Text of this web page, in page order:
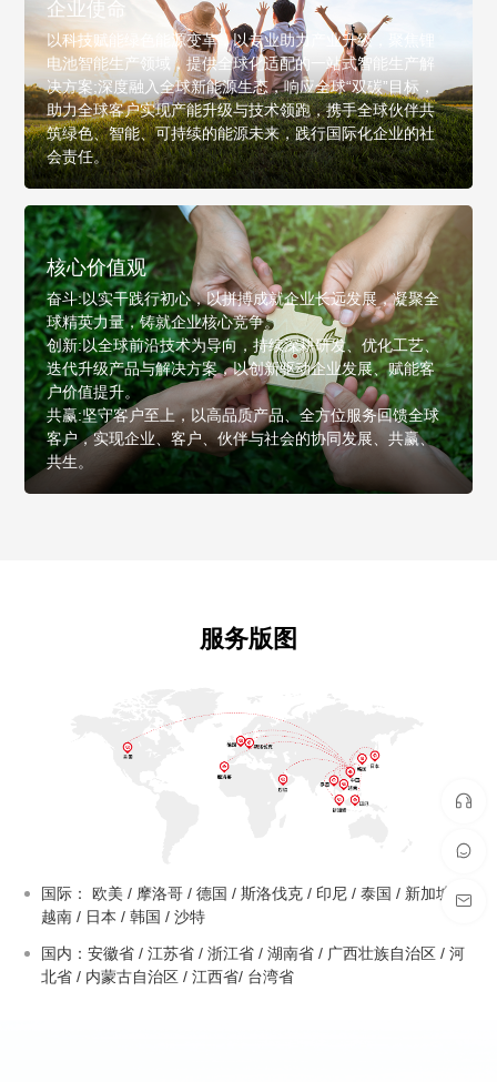
企业使命
以科技赋能绿色能源变革，以专业助力产业升级，聚焦锂
电池智能生产领域，提供全球化适配的一站式智能生产解
决方案;深度融入全球新能源生态，响应全球“双碳”目标，
助力全球客户实现产能升级与技术领跑，携手全球伙伴共
筑绿色、智能、可持续的能源未来，践行国际化企业的社
会责任。
核心价值观
奋斗:以实干践行初心，以拼搏成就企业长远发展，凝聚全
球精英力量，铸就企业核心竞争。
创新:以全球前沿技术为导向，持续深耕研发、优化工艺、
迭代升级产品与解决方案，以创新驱动企业发展、赋能客
户价值提升。
共赢:坚守客户至上，以高品质产品、全方位服务回馈全球
客户，实现企业、客户、伙伴与社会的协同发展、共赢、
共生。
服务版图
国际： 欧美 / 摩洛哥 / 德国 / 斯洛伐克 / 印尼 / 泰国 / 新加坡 /
越南 / 日本 / 韩国 / 沙特
国内：安徽省 / 江苏省 / 浙江省 / 湖南省 / 广西壮族自治区 / 河
北省 / 内蒙古自治区 / 江西省/ 台湾省